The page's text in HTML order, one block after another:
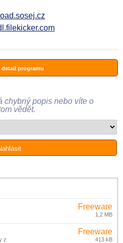
detail programu
chybný popis nebo víte o
vědět.
Freeware
1,2 MB
z
Freeware
413 kB